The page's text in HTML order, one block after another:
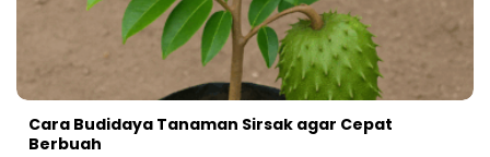
Cara Budidaya Tanaman Sirsak agar Cepat
Berbuah